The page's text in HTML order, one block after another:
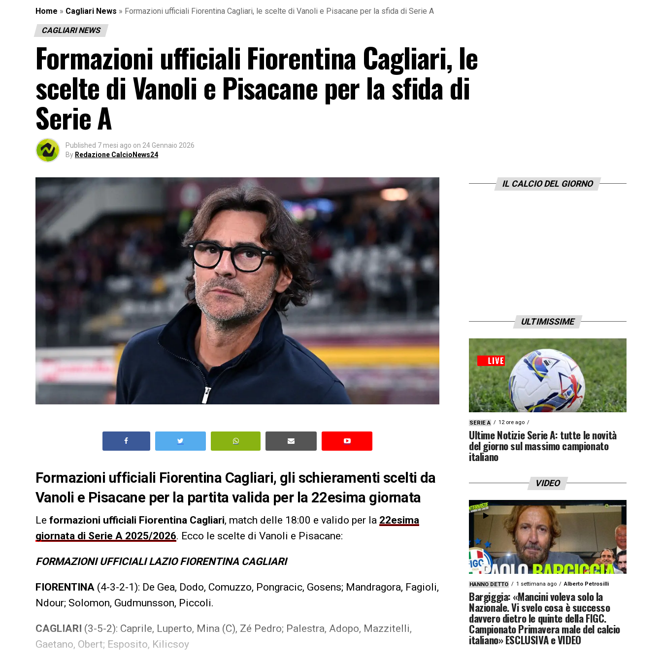
Home » Cagliari News » Formazioni ufficiali Fiorentina Cagliari, le scelte di Vanoli e Pisacane per la sfida di Serie A
CAGLIARI NEWS
Formazioni ufficiali Fiorentina Cagliari, le
scelte di Vanoli e Pisacane per la sfida di
Serie A
Published 7 mesi ago on 24 Gennaio 2026
By Redazione CalcioNews24
Formazioni ufficiali Fiorentina Cagliari, gli schieramenti scelti da
Vanoli e Pisacane per la partita valida per la 22esima giornata
Le formazioni ufficiali Fiorentina Cagliari, match delle 18:00 e valido per la 22esima
giornata di Serie A 2025/2026. Ecco le scelte di Vanoli e Pisacane:
FORMAZIONI UFFICIALI LAZIO FIORENTINA CAGLIARI
FIORENTINA (4-3-2-1): De Gea, Dodo, Comuzzo, Pongracic, Gosens; Mandragora, Fagioli,
Ndour; Solomon, Gudmunsson, Piccoli.
CAGLIARI (3-5-2): Caprile, Luperto, Mina (C), Zé Pedro; Palestra, Adopo, Mazzitelli,
Gaetano, Obert; Esposito, Kilicsoy
IL CALCIO DEL GIORNO
ULTIMISSIME
SERIE A 12 ore ago
Ultime Notizie Serie A: tutte le novità
del giorno sul massimo campionato
italiano
VIDEO
HANNO DETTO 1 settimana ago Alberto Petrosilli
Bargiggia: «Mancini voleva solo la
Nazionale. Vi svelo cosa è successo
davvero dietro le quinte della FIGC.
Campionato Primavera male del calcio
italiano» ESCLUSIVA e VIDEO